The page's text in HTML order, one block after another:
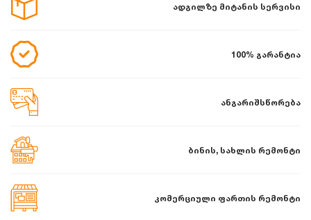
ადგილზე მიტანის სერვისი
100% გარანტია
ანგარიშსწორება
ბინის, სახლის რემონტი
კომერციული ფართის რემონტი